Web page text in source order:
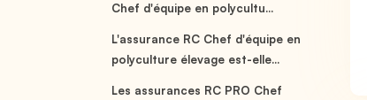
Chef d'équipe en polycultu...
L'assurance RC Chef d'équipe en
polyculture élevage est-elle...
Les assurances RC PRO Chef